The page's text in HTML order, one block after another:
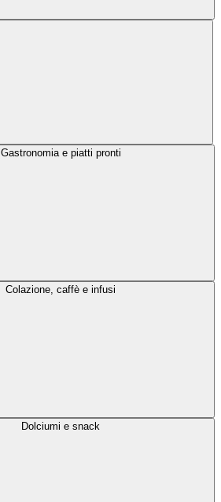
Gastronomia e piatti pronti
Colazione, caffè e infusi
Dolciumi e snack